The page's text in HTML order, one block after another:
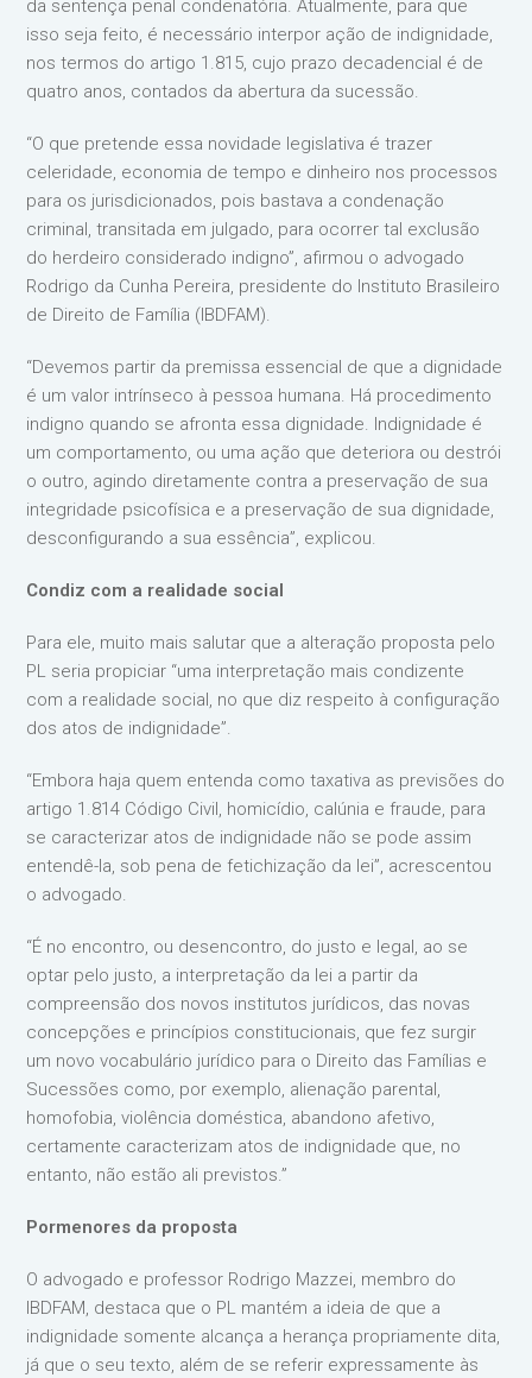
da sentença penal condenatória. Atualmente, para que
isso seja feito, é necessário interpor ação de indignidade,
nos termos do artigo 1.815, cujo prazo decadencial é de
quatro anos, contados da abertura da sucessão.
“O que pretende essa novidade legislativa é trazer
celeridade, economia de tempo e dinheiro nos processos
para os jurisdicionados, pois bastava a condenação
criminal, transitada em julgado, para ocorrer tal exclusão
do herdeiro considerado indigno”, afirmou o advogado
Rodrigo da Cunha Pereira, presidente do Instituto Brasileiro
de Direito de Família (IBDFAM).
“Devemos partir da premissa essencial de que a dignidade
é um valor intrínseco à pessoa humana. Há procedimento
indigno quando se afronta essa dignidade. Indignidade é
um comportamento, ou uma ação que deteriora ou destrói
o outro, agindo diretamente contra a preservação de sua
integridade psicofísica e a preservação de sua dignidade,
desconfigurando a sua essência”, explicou.
Condiz com a realidade social
Para ele, muito mais salutar que a alteração proposta pelo
PL seria propiciar “uma interpretação mais condizente
com a realidade social, no que diz respeito à configuração
dos atos de indignidade”.
“Embora haja quem entenda como taxativa as previsões do
artigo 1.814 Código Civil, homicídio, calúnia e fraude, para
se caracterizar atos de indignidade não se pode assim
entendê-la, sob pena de fetichização da lei”, acrescentou
o advogado.
“É no encontro, ou desencontro, do justo e legal, ao se
optar pelo justo, a interpretação da lei a partir da
compreensão dos novos institutos jurídicos, das novas
concepções e princípios constitucionais, que fez surgir
um novo vocabulário jurídico para o Direito das Famílias e
Sucessões como, por exemplo, alienação parental,
homofobia, violência doméstica, abandono afetivo,
certamente caracterizam atos de indignidade que, no
entanto, não estão ali previstos.”
Pormenores da proposta
O advogado e professor Rodrigo Mazzei, membro do
IBDFAM, destaca que o PL mantém a ideia de que a
indignidade somente alcança a herança propriamente dita,
já que o seu texto, além de se referir expressamente às